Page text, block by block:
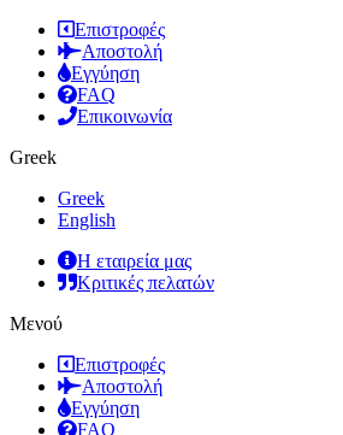
Επιστροφές
Αποστολή
Εγγύηση
FAQ
Επικοινωνία
Greek
Greek
English
Η εταιρεία μας
Κριτικές πελατών
Μενού
Επιστροφές
Αποστολή
Εγγύηση
FAQ